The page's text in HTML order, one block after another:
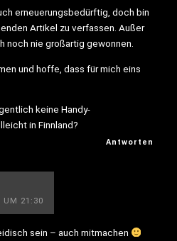
erneuerungsbedürftig, doch bin
Artikel zu verfassen. Außer
noch nie großartig gewonnen.
und hoffe, dass für mich eins
keine Handy-
in Finnland?
Antworten
UM 21:30
sein – auch mitmachen